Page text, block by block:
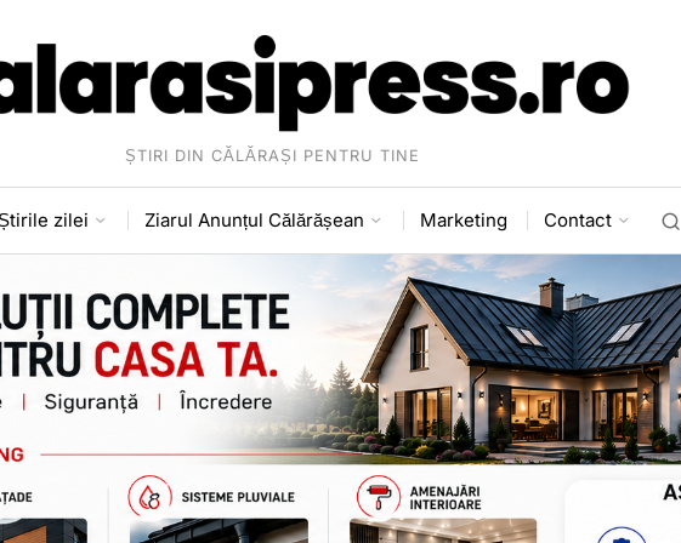
ȘTIRI DIN CĂLĂRAȘI PENTRU TINE
zilei Ziarul Anunțul Călărășean Marketing Contact